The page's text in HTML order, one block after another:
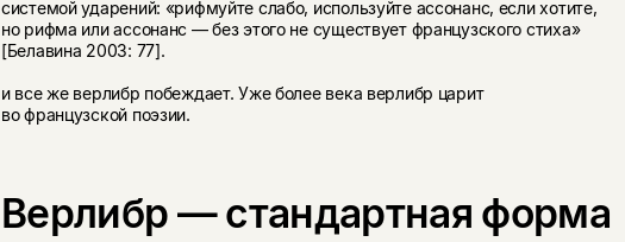
системой ударений: «рифмуйте слабо, используйте ассонанс, если хотите,
но рифма или ассонанс — без этого не существует французского стиха»
[Белавина 2003: 77].
и все же верлибр побеждает. Уже более века верлибр царит
во французской поэзии.
Верлибр — стандартная форма